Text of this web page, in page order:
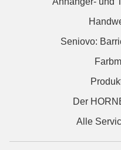
Seniovo:
Der
Alle